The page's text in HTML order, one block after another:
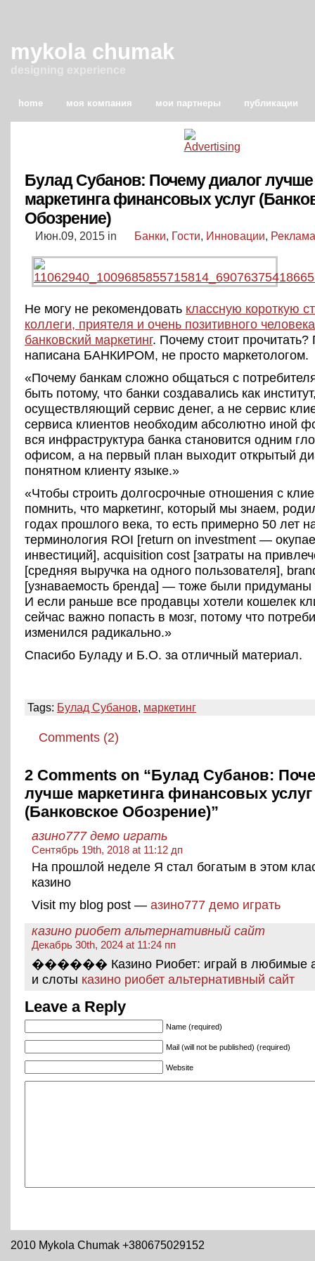
mykola chumak
home моя компания мои партнеры публикации
Булад Субанов: Почему диалог лучше
маркетинга финансовых услуг
Обозрение)
Июн.09, 2015 in Банки, Гости, Инновации, Реклама
Не могу не рекомендовать классную короткую
коллеги, приятеля и очень позитивного
банковский маркетинг. Почему стоит прочитать?
написана БАНКИРОМ, не просто маркетологом.
«Почему банкам сложно общаться с
быть потому, что банки создавались как
осуществляющий сервис денег, а не сервис
сервиса клиентов необходим абсолютно иной
вся инфраструктура банка становится одним
офисом, а на первый план выходит открытый
понятном клиенту языке.»
«Чтобы строить долгосрочные отношения с
помнить, что маркетинг, который мы знаем,
годах прошлого века, то есть примерно 50 лет
терминология ROI [return on investment —
инвестиций], acquisition cost [затраты на
[средняя выручка на одного пользователя],
[узнаваемость бренда] — тоже были придуманы
И если раньше все продавцы хотели кошелек
сейчас важно попасть в мозг, потому что
изменился радикально.»
Спасибо Буладу и Б.О. за отличный материал.
Tags: Булад Субанов, маркетинг
Comments (2)
2 Comments on “Булад Субанов:
лучше маркетинга финансовых услуг
(Банковское Обозрение)”
азино777 демо играть
Сентябрь 19th, 2018 at 11:12 дп
На прошлой неделе Я стал богатым в этом
казино
Visit my blog post — азино777 демо играть
казино риобет альтернативный сайт
Декабрь 30th, 2024 at 11:24 пп
������ Казино Риобет: играй в любимые
и слоты казино риобет альтернативный сайт
Leave a Reply
Name (required)
Mail (will not be published) (required)
Website
2010 Mykola Chumak +380675029152